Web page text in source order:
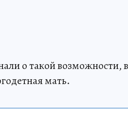
о такой возможности, в
мать.